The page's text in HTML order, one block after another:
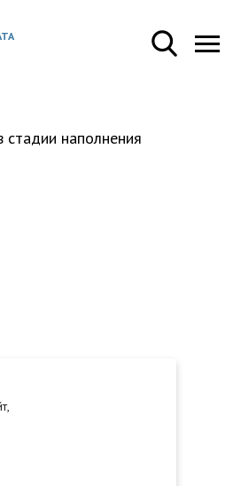
стадии наполнения